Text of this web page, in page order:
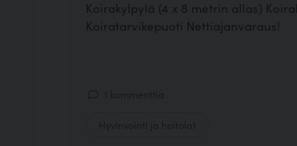
Koirakylpylä (4 x 8 metrin allas)
Koiratarvikepuoti Nettiajanvaraus!